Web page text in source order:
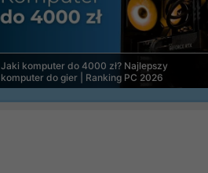
Jaki komputer do 4000 zł? Najlepszy
komputer do gier | Ranking PC 2026